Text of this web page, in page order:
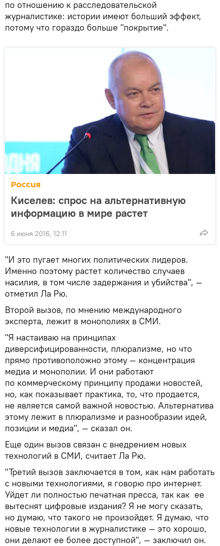
по отношению к расследовательской
журналистике: истории имеют больший эффект,
потому что гораздо больше "покрытие".
Россия
Киселев: спрос на альтернативную
информацию в мире растет
6 июня 2016, 12:11
"И это пугает многих политических лидеров.
Именно поэтому растет количество случаев
насилия, в том числе задержания и убийства", —
отметил Ла Рю.
Второй вызов, по мнению международного
эксперта, лежит в монополиях в СМИ.
"Я настаиваю на принципах
диверсифицированности, плюрализме, но что
прямо противоположно этому — концентрация
медиа и монополии. И они работают
по коммерческому принципу продажи новостей,
но, как показывает практика, то, что продается,
не является самой важной новостью. Альтернатива
этому лежит в плюрализме и разнообразии идей,
позиции и медиа", — сказал он.
Еще один вызов связан с внедрением новых
технологий в СМИ, считает Ла Рю.
"Третий вызов заключается в том, как нам работать
с новыми технологиями, я говорю про интернет.
Уйдет ли полностью печатная пресса, так как ее
вытеснят цифровые издания? Я не могу сказать,
но думаю, что такого не произойдет. Я думаю, что
новые технологии в журналистике — это хорошо,
они делают ее более доступной", — заключил он.